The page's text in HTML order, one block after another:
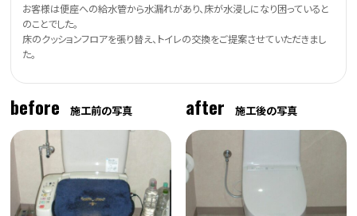
お客様は便座への給水管から水漏れがあり、床が水浸しになり困っていると
のことでした。
床のクッションフロアを張り替え、トイレの交換をご提案させていただきまし
た。
before 施工前の写真 after 施工後の写真